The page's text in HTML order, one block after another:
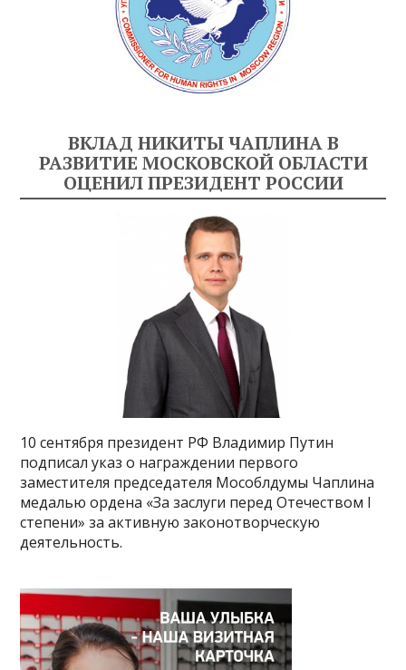
ВКЛАД НИКИТЫ ЧАПЛИНА В
РАЗВИТИЕ МОСКОВСКОЙ ОБЛАСТИ
ОЦЕНИЛ ПРЕЗИДЕНТ РОССИИ
10 сентября президент РФ Владимир Путин
подписал указ о награждении первого
заместителя председателя Мособлдумы Чаплина
медалью ордена «За заслуги перед Отечеством I
степени» за активную законотворческую
деятельность.